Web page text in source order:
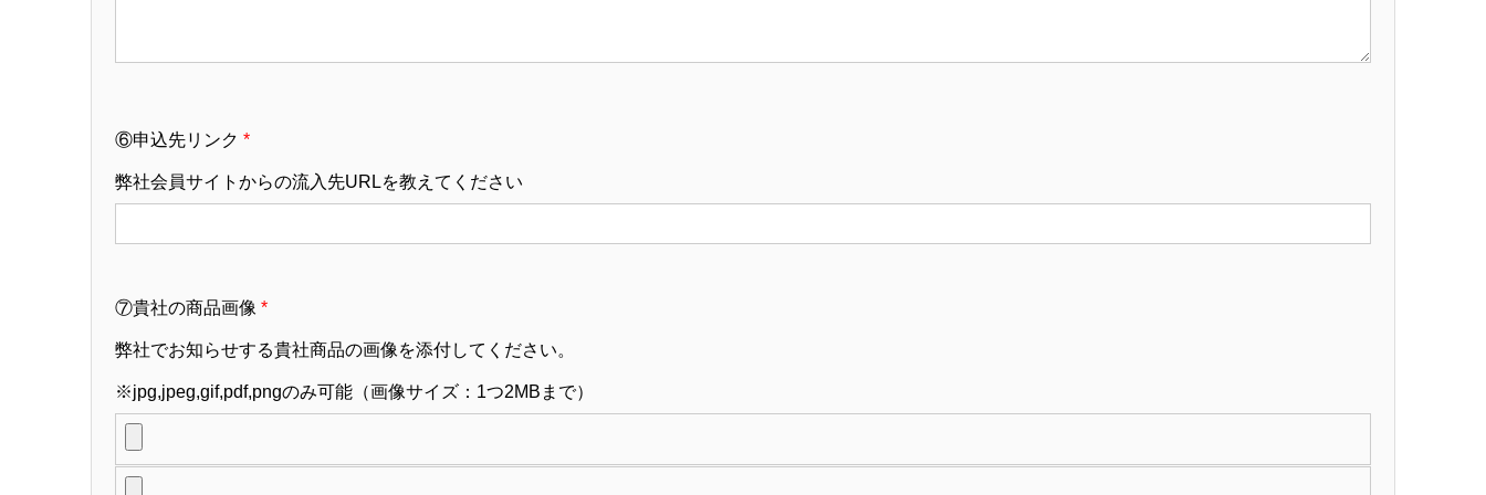
⑥申込先リンク *
弊社会員サイトからの流入先URLを教えてください
⑦貴社の商品画像 *
弊社でお知らせする貴社商品の画像を添付してください。
※jpg,jpeg,gif,pdf,pngのみ可能（画像サイズ：1つ2MBまで）